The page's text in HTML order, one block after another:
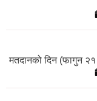
मतदानको दिन (फागुन